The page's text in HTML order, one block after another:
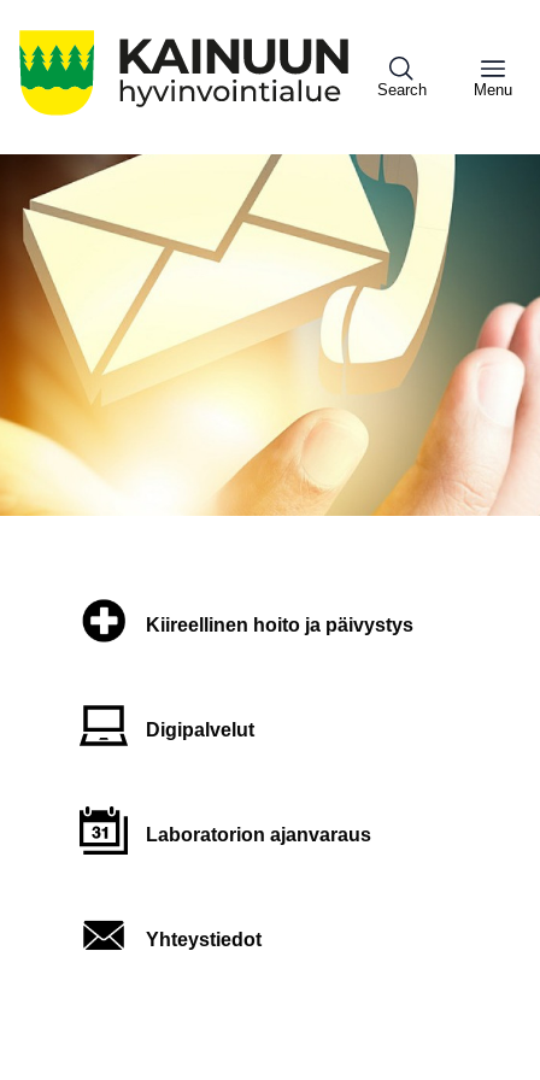
pääsisältöön
Search Menu
Sote
Menu
Asiakkaille
Kiireellinen hoito ja päivystys
Digipalvelut
Laboratorion ajanvaraus
Yhteystiedot